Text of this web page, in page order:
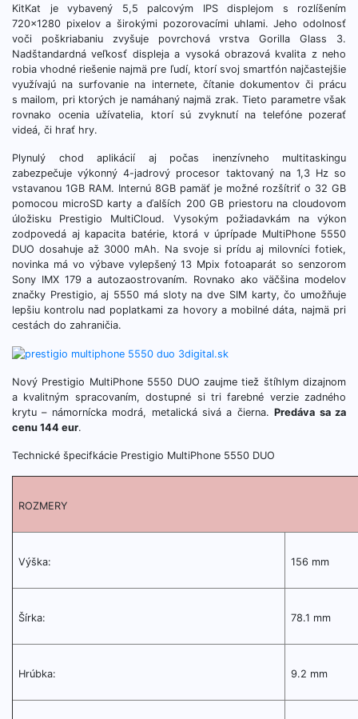
KitKat je vybavený 5,5 palcovým IPS displejom s rozlíšením
720×1280 pixelov a širokými pozorovacími uhlami. Jeho odolnosť
voči poškriabaniu zvyšuje povrchová vrstva Gorilla Glass 3.
Nadštandardná veľkosť displeja a vysoká obrazová kvalita z neho
robia vhodné riešenie najmä pre ľudí, ktorí svoj smartfón najčastejšie
využívajú na surfovanie na internete, čítanie dokumentov či prácu
s mailom, pri ktorých je namáhaný najmä zrak. Tieto parametre však
rovnako ocenia užívatelia, ktorí sú zvyknutí na telefóne pozerať
videá, či hrať hry.
Plynulý chod aplikácií aj počas inenzívneho multitaskingu
zabezpečuje výkonný 4-jadrový procesor taktovaný na 1,3 Hz so
vstavanou 1GB RAM. Internú 8GB pamäť je možné rozšítriť o 32 GB
pomocou microSD karty a ďalších 200 GB priestoru na cloudovom
úložisku Prestigio MultiCloud. Vysokým požiadavkám na výkon
zodpovedá aj kapacita batérie, ktorá v úprípade MultiPhone 5550
DUO dosahuje až 3000 mAh. Na svoje si prídu aj milovníci fotiek,
novinka má vo výbave vylepšený 13 Mpix fotoaparát so senzorom
Sony IMX 179 a autozaostrovaním. Rovnako ako väčšina modelov
značky Prestigio, aj 5550 má sloty na dve SIM karty, čo umožňuje
lepšiu kontrolu nad poplatkami za hovory a mobilné dáta, najmä pri
cestách do zahraničia.
Nový Prestigio MultiPhone 5550 DUO zaujme tiež štíhlym dizajnom
a kvalitným spracovaním, dostupné si tri farebné verzie zadného
krytu – námornícka modrá, metalická sivá a čierna.Predáva sa za
cenu 144 eur.
Technické špecifkácie Prestigio MultiPhone 5550 DUO
ROZMERY
Výška: 156 mm
Šírka: 78.1 mm
Hrúbka: 9.2 mm